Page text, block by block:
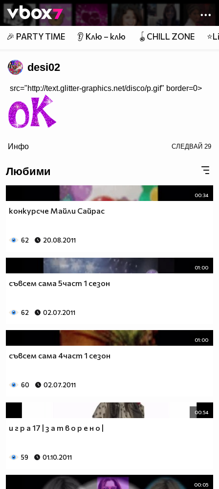
Member of
👾
🎉 PARTY TIME 👂 Клю – клю 🪀CHILL ZONE
desi02
src="http://text.glitter-graphics.net/disco/p.gif" border=0>
Инфо СЛЕДВАЙ 29
Любими
00:34
конкурсче Майли Сайрас
62 20.08.2011
01:00
съвсем сама 5част 1 сезон
62 02.07.2011
01:00
съвсем сама 4част 1 сезон
60 02.07.2011
00:54
и г р а 17 | з а т в о р е н о |
59 01.10.2011
00:05